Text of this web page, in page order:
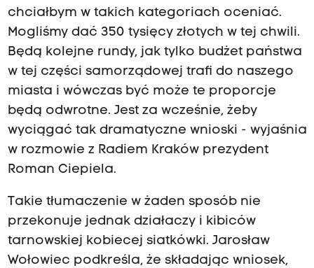
chciałbym w takich kategoriach oceniać.
Mogliśmy dać 350 tysięcy złotych w tej chwili.
Będą kolejne rundy, jak tylko budżet państwa
w tej części samorządowej trafi do naszego
miasta i wówczas być może te proporcje
będą odwrotne. Jest za wcześnie, żeby
wyciągać tak dramatyczne wnioski - wyjaśnia
w rozmowie z Radiem Kraków prezydent
Roman Ciepiela.
Takie tłumaczenie w żaden sposób nie
przekonuje jednak działaczy i kibiców
tarnowskiej kobiecej siatkówki. Jarosław
Wołowiec podkreśla, że składając wniosek,